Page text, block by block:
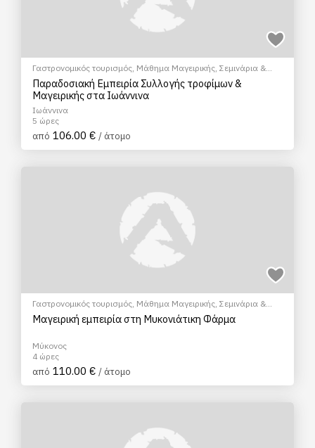
Γαστρονομικός τουρισμός, Μάθημα Μαγειρικής, Σεμινάρια &
Μαθήματα
Παραδοσιακή Εμπειρία Συλλογής τροφίμων &
Μαγειρικής στα Ιωάννινα
Ιωάννινα
5 ώρες
από 106.00 € / άτομο
Γαστρονομικός τουρισμός, Μάθημα Μαγειρικής, Σεμινάρια &
Μαθήματα
Μαγειρική εμπειρία στη Μυκονιάτικη Φάρμα
Μύκονος
4 ώρες
από 110.00 € / άτομο